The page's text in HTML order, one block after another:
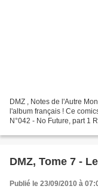
DMZ , Notes de l'Autre
l'album français ! Ce
N°042 - No Future, part 1
DMZ, Tome 7 -
Publié le 23/09/2010 à